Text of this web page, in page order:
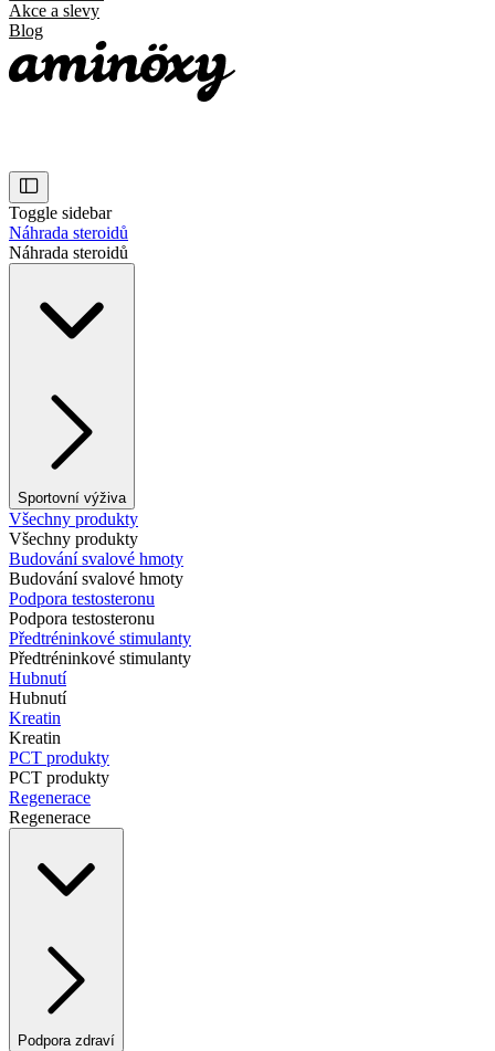
Akce a slevy
Blog
Toggle sidebar
Náhrada steroidů
Náhrada steroidů
Sportovní výživa
Všechny produkty
Všechny produkty
Budování svalové hmoty
Budování svalové hmoty
Podpora testosteronu
Podpora testosteronu
Předtréninkové stimulanty
Předtréninkové stimulanty
Hubnutí
Hubnutí
Kreatin
Kreatin
PCT produkty
PCT produkty
Regenerace
Regenerace
Podpora zdraví